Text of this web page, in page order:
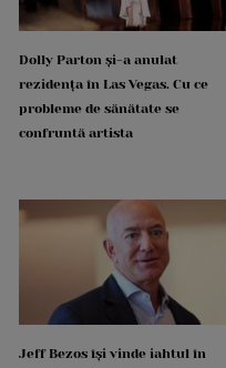
Dolly Parton și-a anulat
rezidența în Las Vegas. Cu ce
probleme de sănătate se
confruntă artista
Jeff Bezos își vinde iahtul în